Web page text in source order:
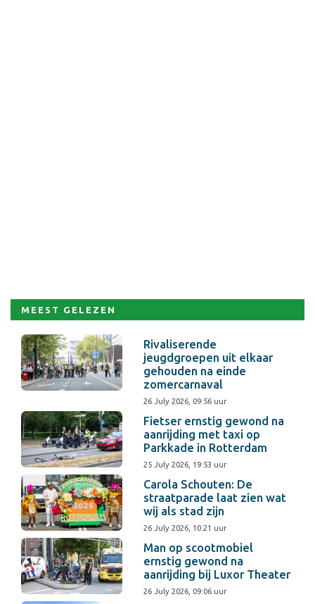
MEEST GELEZEN
Rivaliserende
jeugdgroepen uit elkaar
gehouden na einde
zomercarnaval
26 July 2026, 09:56 uur
Fietser ernstig gewond na
aanrijding met taxi op
Parkkade in Rotterdam
25 July 2026, 19:53 uur
Carola Schouten: De
straatparade laat zien wat
wij als stad zijn
26 July 2026, 10:21 uur
Man op scootmobiel
ernstig gewond na
aanrijding bij Luxor Theater
26 July 2026, 09:06 uur